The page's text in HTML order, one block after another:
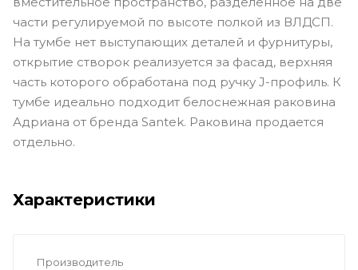
части регулируемой по высоте полкой из ВЛДСП.
На тумбе нет выступающих деталей и фурнитуры,
открытие створок реализуется за фасад, верхняя
часть которого обработана под ручку J-профиль. К
тумбе идеально подходит белоснежная раковина
Адриана от бренда Santek. Раковина продается
отдельно.
Характеристики
Производитель